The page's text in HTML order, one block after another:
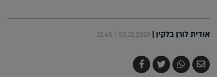
אודית לורן בלקין |
03.12.2019 | 12:45
שלח
בדואר
שתף
ב-
צייץ
ב-
שתף
ב-